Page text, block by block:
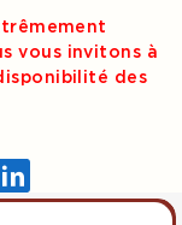
vous invitons à
des